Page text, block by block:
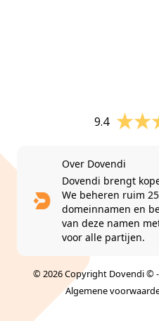
9.4
Over Dovendi
Dovendi brengt
We beheren ruim
domeinnamen en
van deze namen
voor alle partijen.
© 2026 Copyright Dovendi ©
Algemene